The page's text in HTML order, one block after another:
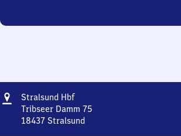
Adresse
Stralsund HbfStralsund
Hauptbahnhof
Tribseer Damm 75
18437 Stralsund